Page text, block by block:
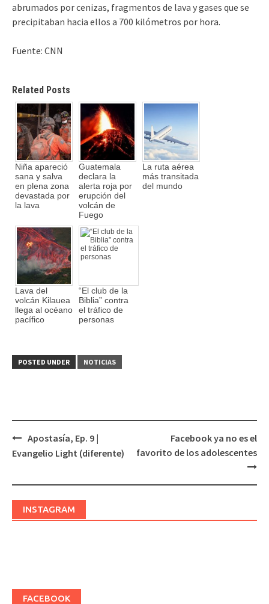
abrumados por cenizas, fragmentos de lava y gases que se
precipitaban hacia ellos a 700 kilómetros por hora.
Fuente: CNN
Related Posts
Niña apareció
sana y salva
en plena zona
devastada por
la lava
Guatemala
declara la
alerta roja por
erupción del
volcán de
Fuego
La ruta aérea
más transitada
del mundo
Lava del
volcán Kilauea
llega al océano
pacífico
“El club de la
Biblia” contra
el tráfico de
personas
POSTED UNDER NOTICIAS
Post
navigation
Apostasía, Ep. 9 |
Evangelio Light (diferente)
Facebook ya no es el
favorito de los adolescentes
INSTAGRAM
FACEBOOK